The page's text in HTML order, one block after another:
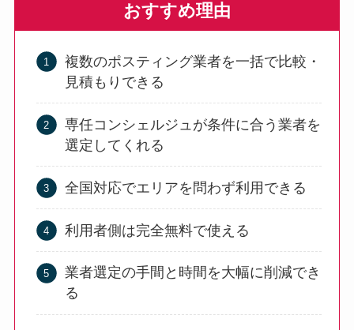
おすすめ理由
複数のポスティング業者を一括で比較・
見積もりできる
専任コンシェルジュが条件に合う業者を
選定してくれる
全国対応でエリアを問わず利用できる
利用者側は完全無料で使える
業者選定の手間と時間を大幅に削減でき
る